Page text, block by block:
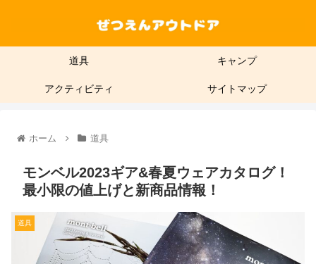
道具 キャンプ
アクティビティ サイトマップ
ホーム 道具
モンベル2023ギア&春夏ウェアカタログ！
最小限の値上げと新商品情報！
道具